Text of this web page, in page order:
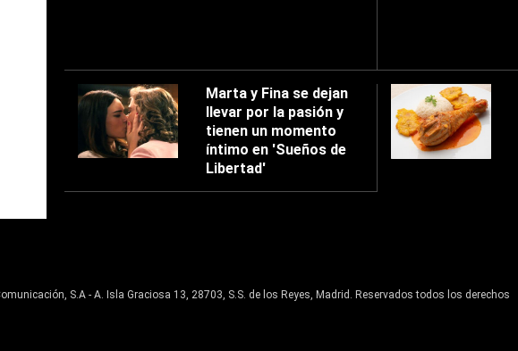
Marta y Fina se dejan
llevar por la pasión y
tienen un momento
íntimo en 'Sueños de
Libertad'
S.A - A. Isla Graciosa 13, 28703, S.S. de los Reyes, Madrid. Reservados todos los derechos